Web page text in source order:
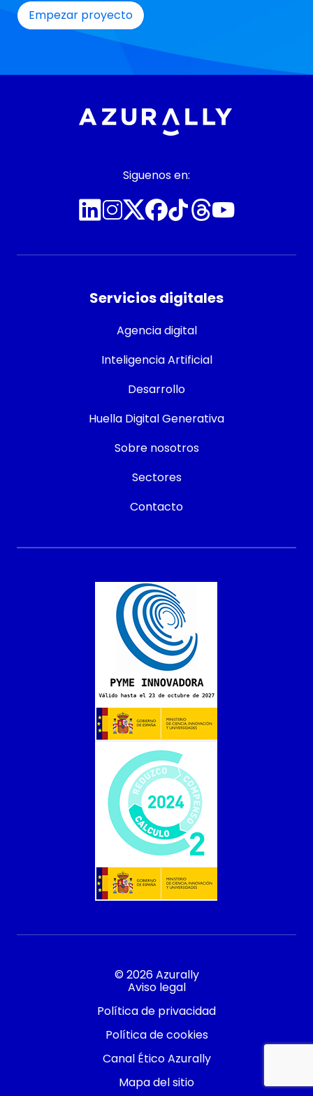
Contacto
Siguenos en:
Servicios digitales
Agencia digital
Inteligencia Artificial
Desarrollo
Huella Digital Generativa
Sobre nosotros
Sectores
Contacto
© 2026 Azurally
Aviso legal
Política de privacidad
Política de cookies
Canal Ético Azurally
Mapa del sitio